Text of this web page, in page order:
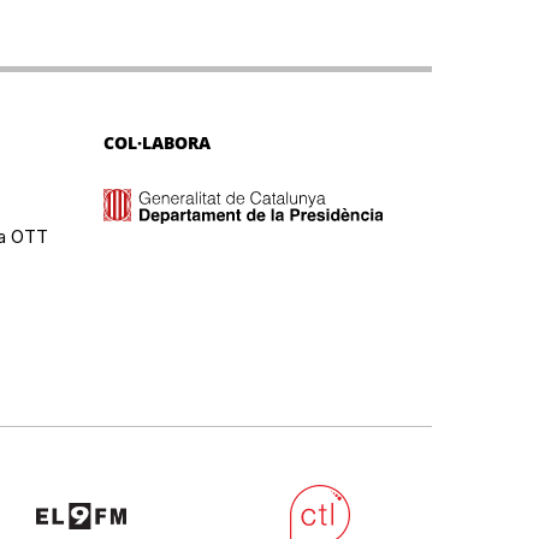
OTT
COL·LABORA